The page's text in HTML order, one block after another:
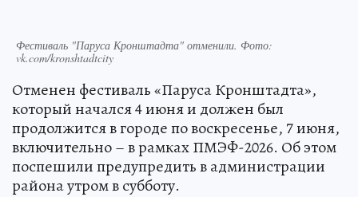
Фестиваль "Паруса Кронштадта" отменили. Фото:
vk.com/kronshtadtcity
Отменен фестиваль «Паруса Кронштадта»,
который начался 4 июня и должен был
продолжится в городе по воскресенье, 7 июня,
включительно – в рамках ПМЭФ-2026. Об этом
поспешили предупредить в администрации
района утром в субботу.